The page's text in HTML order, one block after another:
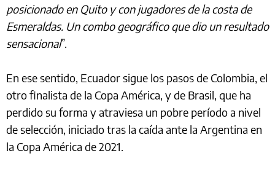
posicionado en Quito y con jugadores de la costa de
Esmeraldas. Un combo geográfico que dio un resultado
sensacional”.
En ese sentido, Ecuador sigue los pasos de Colombia, el
otro finalista de la Copa América, y de Brasil, que ha
perdido su forma y atraviesa un pobre período a nivel
de selección, iniciado tras la caída ante la Argentina en
la Copa América de 2021.